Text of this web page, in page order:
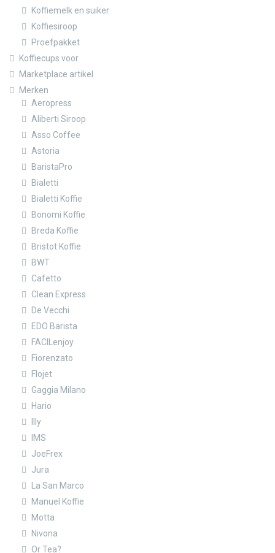
Koffiemelk en suiker
Koffiesiroop
Proefpakket
Koffiecups voor
Marketplace artikel
Merken
Aeropress
Aliberti Siroop
Asso Coffee
Astoria
BaristaPro
Bialetti
Bialetti Koffie
Bonomi Koffie
Breda Koffie
Bristot Koffie
BWT
Cafetto
Clean Express
De Vecchi
EDO Barista
FACILenjoy
Fiorenzato
Flojet
Gaggia Milano
Hario
Illy
IMS
JoeFrex
Jura
La San Marco
Manuel Koffie
Motta
Nivona
Or Tea?